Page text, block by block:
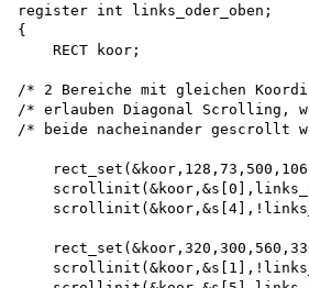
register int links_oder_oben;
{
    RECT koor;
/* 2 Bereiche mit gleichen
/* erlauben Diagonal Scrolling,
/* beide nacheinander gescrollt